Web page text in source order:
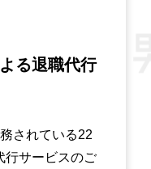
る退職代行
されている22
行サービスのご